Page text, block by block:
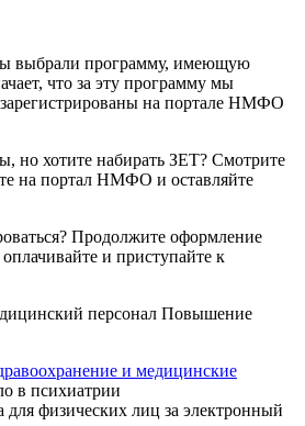
труда.
питания в
выбрали программу, имеющую
что за эту программу мы
на портале НМФО
но хотите набирать ЗЕТ? Смотрите
на портал НМФО и оставляйте
Продолжите оформление
оплачивайте и приступайте к
персонал Повышение
и медицинские
в психиатрии
для физических лиц за электронный